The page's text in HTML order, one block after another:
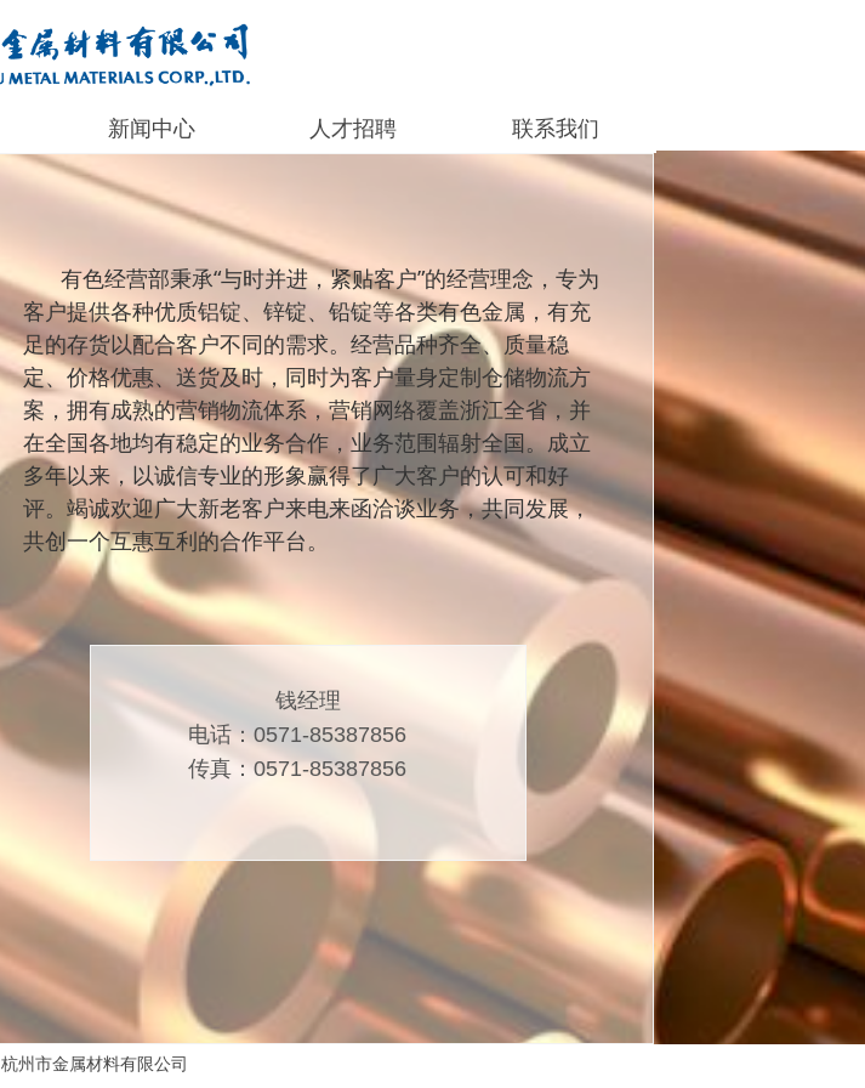
新闻中心
新闻中心
人才招聘 联系我们
联系我们
钱经理
电话：0571-85387856
传真：0571-85387856
有色经营部秉承“与时并进，紧贴客户”的经营理念，专为
客户提供各种优质铝锭、锌锭、铅锭等各类有色金属，有充
足的存货以配合客户不同的需求。经营品种齐全、质量稳
定、价格优惠、送货及时，同时为客户量身定制仓储物流方
案，拥有成熟的营销物流体系，营销网络覆盖浙江全省，并
在全国各地均有稳定的业务合作，业务范围辐射全国。成立
多年以来，以诚信专业的形象赢得了广大客户的认可和好
评。竭诚欢迎广大新老客户来电来函洽谈业务，共同发展，
共创一个互惠互利的合作平台。
杭州市金属材料有限公司